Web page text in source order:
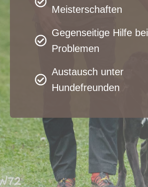
Meisterschaften
Gegenseitige Hilfe bei
Problemen
Austausch unter
Hundefreunden